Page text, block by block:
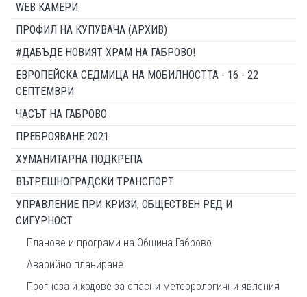
WEB КАМЕРИ
ПРОФИЛ НА КУПУВАЧА (АРХИВ)
#ДАБЪДЕ НОВИЯТ ХРАМ НА ГАБРОВО!
ЕВРОПЕЙСКА СЕДМИЦА НА МОБИЛНОСТТА - 16 - 22
СЕПТЕМВРИ
ЧАСЪТ НА ГАБРОВО
ПРЕБРОЯВАНЕ 2021
ХУМАНИТАРНА ПОДКРЕПА
ВЪТРЕШНОГРАДСКИ ТРАНСПОРТ
УПРАВЛЕНИЕ ПРИ КРИЗИ, ОБЩЕСТВЕН РЕД И
СИГУРНОСТ
Планове и програми на Община Габрово
Аварийно планиране
Прогноза и кодове за опасни метеорологични явления